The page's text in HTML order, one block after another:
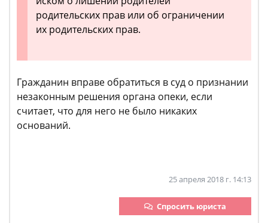
родительских прав или об ограничении
их родительских прав.
Гражданин вправе обратиться в суд о признании
незаконным решения органа опеки, если
считает, что для него не было никаких
оснований.
25 апреля 2018 г. 14:13
Спросить юриста